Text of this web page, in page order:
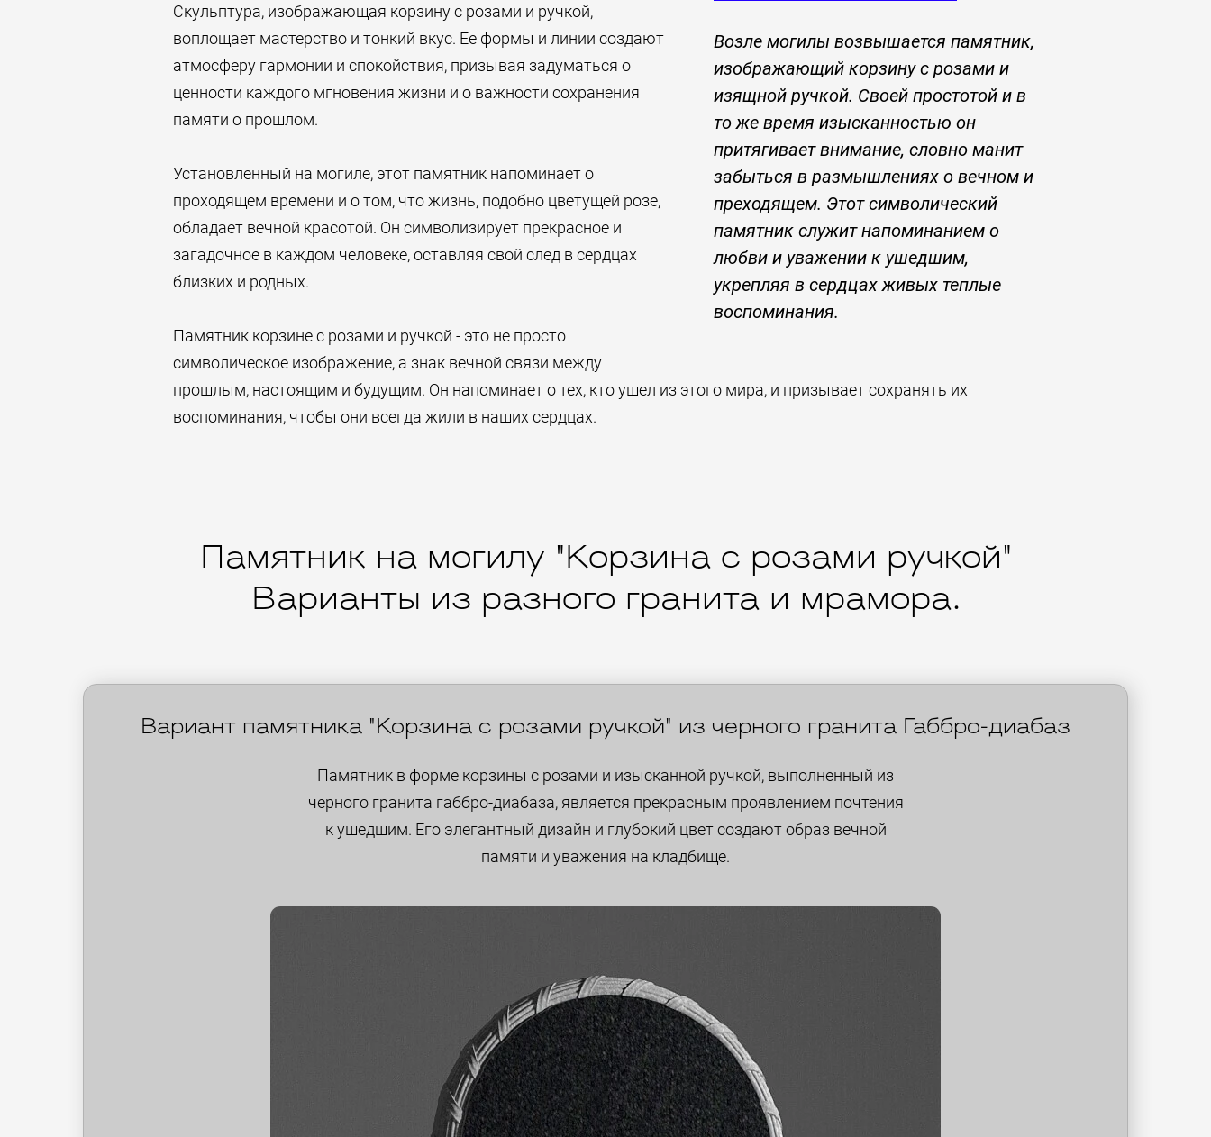
Возле могилы возвышается памятник,
изображающий корзину с розами и
изящной ручкой. Своей простотой и в
то же время изысканностью он
притягивает внимание, словно манит
забыться в размышлениях о вечном и
преходящем. Этот символический
памятник служит напоминанием о
любви и уважении к ушедшим,
укрепляя в сердцах живых теплые
воспоминания.
Скульптура, изображающая корзину с розами и ручкой,
воплощает мастерство и тонкий вкус. Ее формы и линии создают
атмосферу гармонии и спокойствия, призывая задуматься о
ценности каждого мгновения жизни и о важности сохранения
памяти о прошлом.
Установленный на могиле, этот памятник напоминает о
проходящем времени и о том, что жизнь, подобно цветущей розе,
обладает вечной красотой. Он символизирует прекрасное и
загадочное в каждом человеке, оставляя свой след в сердцах
близких и родных.
Памятник корзине с розами и ручкой - это не просто
символическое изображение, а знак вечной связи между
прошлым, настоящим и будущим. Он напоминает о тех, кто ушел из этого мира, и призывает сохранять их
воспоминания, чтобы они всегда жили в наших сердцах.
Памятник на могилу "Корзина с розами ручкой"
Варианты из разного гранита и мрамора.
Вариант памятника "Корзина с розами ручкой" из черного гранита Габбро-диабаз
Памятник в форме корзины с розами и изысканной ручкой, выполненный из
черного гранита габбро-диабаза, является прекрасным проявлением почтения
к ушедшим. Его элегантный дизайн и глубокий цвет создают образ вечной
памяти и уважения на кладбище.